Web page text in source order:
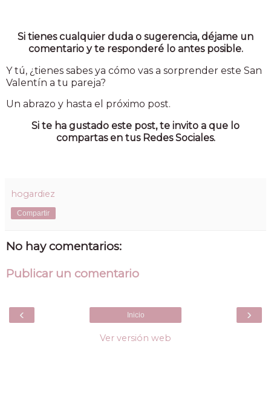
Si tienes cualquier duda o sugerencia, déjame un
comentario y te responderé lo antes posible.
Y tú, ¿tienes sabes ya cómo vas a sorprender este San
Valentín a tu pareja?
Un abrazo y hasta el próximo post.
Si te ha gustado este post, te invito a que lo
compartas en tus Redes Sociales.
hogardiez
Compartir
No hay comentarios:
Publicar un comentario
‹ ›
Inicio
Ver versión web